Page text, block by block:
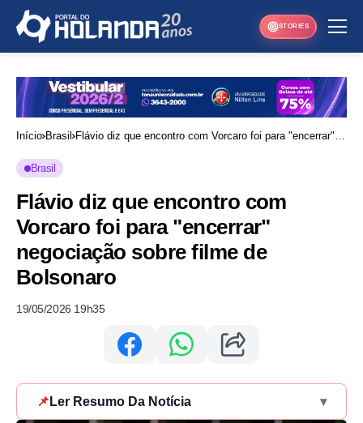
STORIES
Início Brasil
Flávio diz que encontro com Vorcaro foi para "encerrar"
Brasil
Flávio diz que encontro com
Vorcaro foi para "encerrar"
negociação sobre filme de
Bolsonaro
19/05/2026 19h35
📌 Ler Resumo Da Notícia ▾